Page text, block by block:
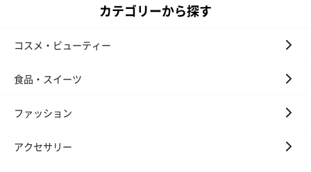
ンク）（1,760円）
ワイト）（
キャンドル・お香
カテゴリーから探す
コスメ・ビューティー
食品・スイーツ
ファッション
アクセサリー